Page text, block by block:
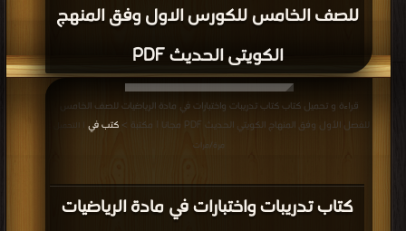
للصف الخامس للكورس الاول وفق المنهج
الكويتى الحديث PDF
كتاب تدريبات واختبارات في مادة الرياضيات
قراءة و تحميل كتاب كتاب تدريبات واختبارات في مادة الرياضيات للصف الخامس
للفصل الأول وفق المنهاج الكويتي الحديث PDF مجانا | مكتبة >
كتب في
| التحميل :
مرة/مرات